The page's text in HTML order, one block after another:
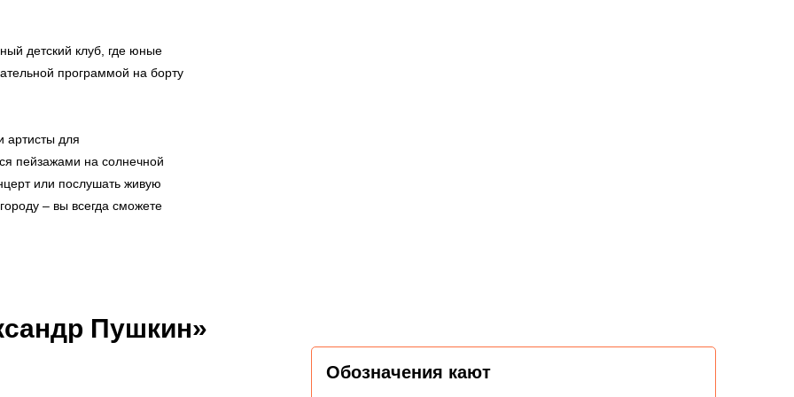
детский клуб, где юные
программой на борту
артисты для
пейзажами на солнечной
или послушать живую
– вы всегда сможете
Пушкин»
Обозначения кают